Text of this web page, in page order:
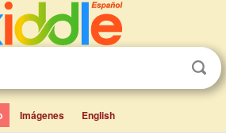
Imágenes English